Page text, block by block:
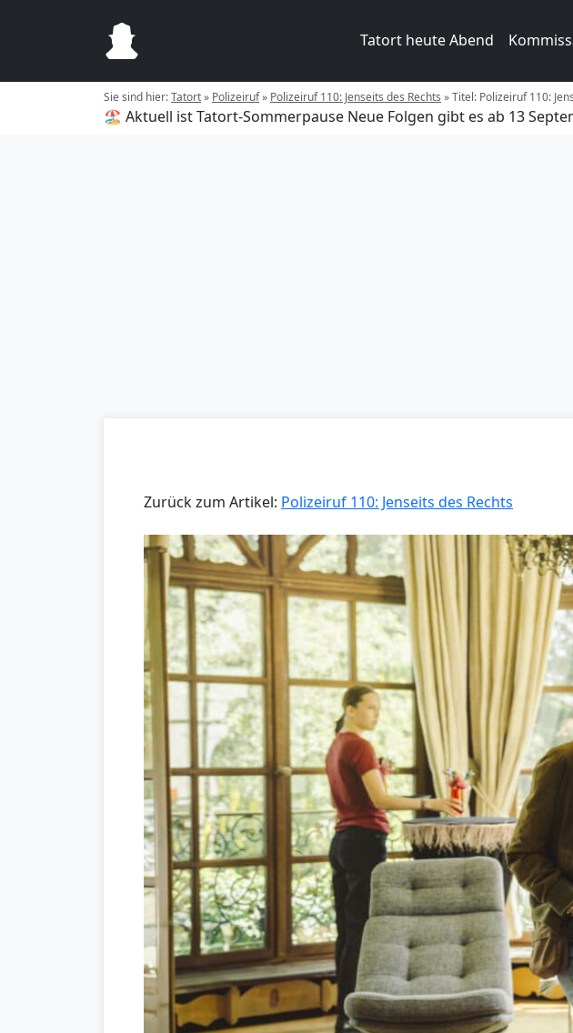
Tatort heute Abend
Sie sind hier:Tatort» Polizeiruf» Polizeiruf 110: Jenseits des Rechts »Titel: Polizeiruf 110:
🏖️ Aktuell ist Tatort-Sommerpause Neue Folgen gibt es ab 13
Zurück zum Artikel: Polizeiruf 110: Jenseits des Rechts